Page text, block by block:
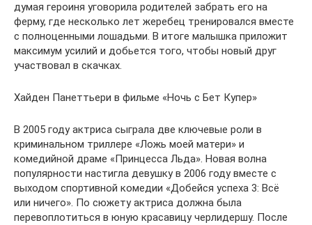
думая героиня уговорила родителей забрать его на
ферму, где несколько лет жеребец тренировался вместе
с полноценными лошадьми. В итоге малышка приложит
максимум усилий и добьется того, чтобы новый друг
участвовал в скачках.
Хайден Панеттьери в фильме «Ночь с Бет Купер»
В 2005 году актриса сыграла две ключевые роли в
криминальном триллере «Ложь моей матери» и
комедийной драме «Принцесса Льда». Новая волна
популярности настигла девушку в 2006 году вместе с
выходом спортивной комедии «Добейся успеха 3: Всё
или ничего». По сюжету актриса должна была
перевоплотиться в юную красавицу черлидершу. После